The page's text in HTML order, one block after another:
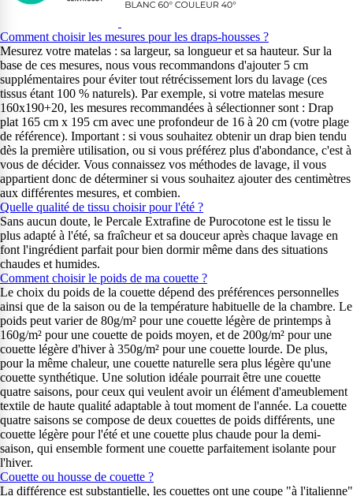
Comment choisir les mesures pour les draps-housses ?
Mesurez votre matelas : sa largeur, sa longueur et sa hauteur. Sur la
base de ces mesures, nous vous recommandons d'ajouter 5 cm
supplémentaires pour éviter tout rétrécissement lors du lavage (ces
tissus étant 100 % naturels). Par exemple, si votre matelas mesure
160x190+20, les mesures recommandées à sélectionner sont : Drap
plat 165 cm x 195 cm avec une profondeur de 16 à 20 cm (votre plage
de référence). Important : si vous souhaitez obtenir un drap bien tendu
dès la première utilisation, ou si vous préférez plus d'abondance, c'est à
vous de décider. Vous connaissez vos méthodes de lavage, il vous
appartient donc de déterminer si vous souhaitez ajouter des centimètres
aux différentes mesures, et combien.
Quelle qualité de tissu choisir pour l'été ?
Sans aucun doute, le Percale Extrafine de Purocotone est le tissu le
plus adapté à l'été, sa fraîcheur et sa douceur après chaque lavage en
font l'ingrédient parfait pour bien dormir même dans des situations
chaudes et humides.
Comment choisir le poids de ma couette ?
Le choix du poids de la couette dépend des préférences personnelles
ainsi que de la saison ou de la température habituelle de la chambre. Le
poids peut varier de 80g/m² pour une couette légère de printemps à
160g/m² pour une couette de poids moyen, et de 200g/m² pour une
couette légère d'hiver à 350g/m² pour une couette lourde. De plus,
pour la même chaleur, une couette naturelle sera plus légère qu'une
couette synthétique. Une solution idéale pourrait être une couette
quatre saisons, pour ceux qui veulent avoir un élément d'ameublement
textile de haute qualité adaptable à tout moment de l'année. La couette
quatre saisons se compose de deux couettes de poids différents, une
couette légère pour l'été et une couette plus chaude pour la demi-
saison, qui ensemble forment une couette parfaitement isolante pour
l'hiver.
Couette ou housse de couette ?
La différence est substantielle, les couettes ont une coupe "à l'italienne"